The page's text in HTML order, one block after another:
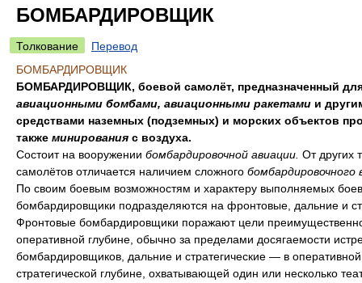
БОМБАРДИРОВЩИК
Толкование
Перевод
БОМБАРДИРОВЩИК
БОМБАРДИРОВЩИК, боевой самолёт, предназначенный
авиационными бомбами, авиационными ракетами и
средствами наземных (подземных) и морских объектов
также минирования с воздуха.
Состоит на вооружении бомбардировочной авиации. От других
самолётов отличается наличием сложного бомбардировочного
По своим боевым возможностям и характеру выполняемых
бомбардировщики подразделяются на фронтовые, дальние и
Фронтовые бомбардировщики поражают цели
оперативной глубине, обычно за пределами досягаемости
бомбардировщиков, дальние и стратегические — в
стратегической глубине, охватывающей один или несколько